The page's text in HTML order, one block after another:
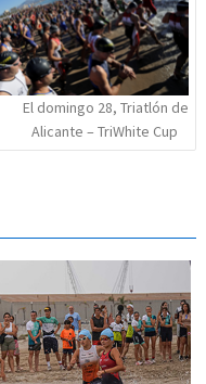
El domingo 28, Triatlón de
Alicante – TriWhite Cup